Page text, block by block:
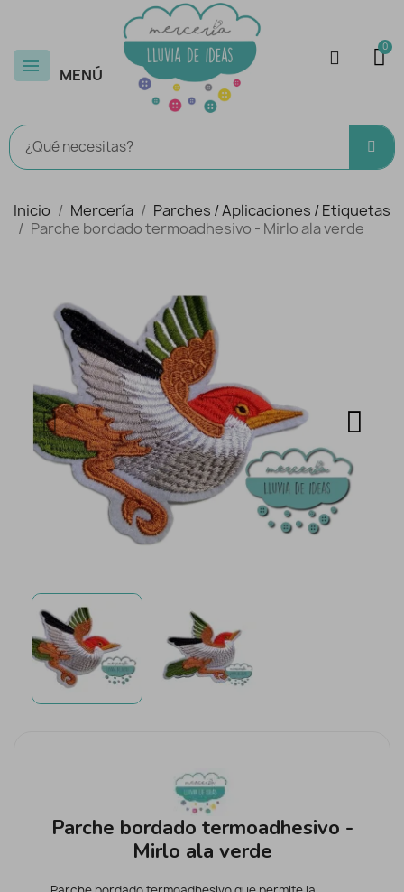
MENÚ
Inicio Mercería
Parches / Aplicaciones / Etiquetas
Parche bordado termoadhesivo - Mirlo ala verde
Parche bordado termoadhesivo -
Mirlo ala verde